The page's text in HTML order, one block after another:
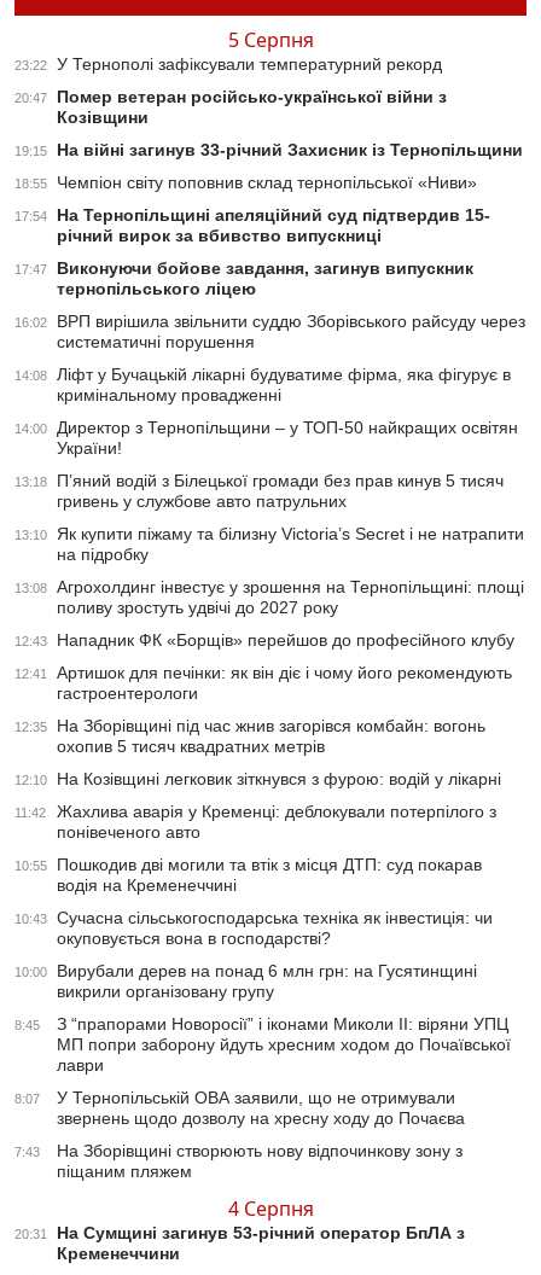
5 Серпня
23:22 У Тернополі зафіксували температурний рекорд
20:47
Помер ветеран російсько-української війни з
Козівщини
19:15 На війні загинув 33-річний Захисник із Тернопільщини
18:55 Чемпіон світу поповнив склад тернопільської «Ниви»
17:54
На Тернопільщині апеляційний суд підтвердив 15-
річний вирок за вбивство випускниці
17:47
Виконуючи бойове завдання, загинув випускник
тернопільського ліцею
16:02
ВРП вирішила звільнити суддю Зборівського райсуду через
систематичні порушення
14:08
Ліфт у Бучацькій лікарні будуватиме фірма, яка фігурує в
кримінальному провадженні
14:00
Директор з Тернопільщини – у ТОП-50 найкращих освітян
України!
13:18
П’яний водій з Білецької громади без прав кинув 5 тисяч
гривень у службове авто патрульних
13:10
Як купити піжаму та білизну Victoria’s Secret і не натрапити
на підробку
13:08
Агрохолдинг інвестує у зрошення на Тернопільщині: площі
поливу зростуть удвічі до 2027 року
12:43 Нападник ФК «Борщів» перейшов до професійного клубу
12:41
Артишок для печінки: як він діє і чому його рекомендують
гастроентерологи
12:35
На Зборівщині під час жнив загорівся комбайн: вогонь
охопив 5 тисяч квадратних метрів
12:10 На Козівщині легковик зіткнувся з фурою: водій у лікарні
11:42
Жахлива аварія у Кременці: деблокували потерпілого з
понівеченого авто
10:55
Пошкодив дві могили та втік з місця ДТП: суд покарав
водія на Кременеччині
10:43
Сучасна сільськогосподарська техніка як інвестиція: чи
окуповується вона в господарстві?
10:00
Вирубали дерев на понад 6 млн грн: на Гусятинщині
викрили організовану групу
8:45
З “прапорами Новоросії” і іконами Миколи ІІ: віряни УПЦ
МП попри заборону йдуть хресним ходом до Почаївської
лаври
8:07
У Тернопільській ОВА заявили, що не отримували
звернень щодо дозволу на хресну ходу до Почаєва
7:43
На Зборівщині створюють нову відпочинкову зону з
піщаним пляжем
4 Серпня
20:31
На Сумщині загинув 53-річний оператор БпЛА з
Кременеччини